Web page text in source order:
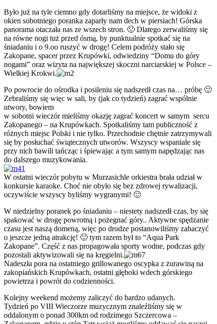
Było już na tyle ciemno gdy dotarliśmy na miejsce, że widoki z
okien sobotniego poranka zaparły nam dech w piersiach! Górska
panorama otaczała nas ze wszech stron. 🙂 Dlatego zerwaliśmy się
na równe nogi tuż przed ósmą, by punktualnie spotkać się na
śniadaniu i o 9.oo ruszyć w drogę! Celem podróży stało się
Zakopane, spacer przez Krupówki, odwiedziny “Domu do góry
nogami” oraz wizyta na największej skoczni narciarskiej w Polsce –
Wielkiej Krokwi.
Po powrocie do ośrodka i posileniu się nadszedł czas na… próbę 🙂
Zebraliśmy się więc w sali, by (jak co tydzień) zagrać wspólnie
utwory, bowiem
w sobotni wieczór mieliśmy okazję zagrać koncert w samym sercu
Zakopanego – na Krupówkach. Spotkaliśmy tam publiczność z
różnych miejsc Polski i nie tylko. Przechodnie chętnie zatrzymywali
się by posłuchać świątecznych utworów. Wszyscy wspaniale się
przy nich bawili tańcząc i śpiewając a tym samym napędzając nas
do dalszego muzykowania.
W ostatni wieczór pobytu w Murzasichle orkiestra brała udział w
konkursie karaoke. Choć nie obyło się bez zdrowej rywalizacji,
oczywiście wszyscy byliśmy wygranymi! 🙂
W niedzielny poranek po śniadaniu – niestety nadszedł czas, by się
spakować w drogę powrotną i pożegnać góry.. Aktywne spędzanie
czasu jest naszą domeną, więc po drodze postanowiliśmy zahaczyć
o jeszcze jedną atrakcję! 🙂 tym razem był to “Aqua Park
Zakopane”. Część z nas propagowała sporty wodne, podczas gdy
pozostali aktywizowali się na kręgielni.
Nadeszła pora na ostatniego grillowanego oscypka z żurawiną na
zakopiańskich Krupówkach, ostatni głęboki wdech górskiego
powietrza i powrót do codzienności.
Kolejny weekend możemy zaliczyć do bardzo udanych.
Tydzień po VIII Wieczorze muzycznym znaleźliśmy się w
oddalonym o ponad 300km od rodzimego Szczercowa –